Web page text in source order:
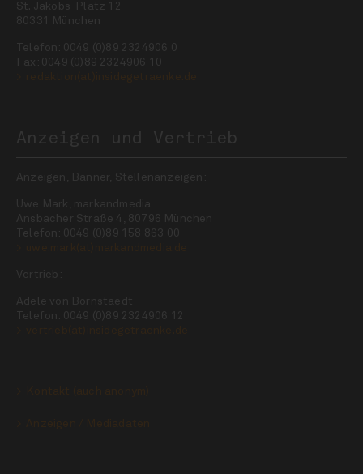
St. Jakobs-Platz 12
80331 München
Telefon: 0049 (0)89 2324906 0
Fax: 0049 (0)89 2324906 10
Anzeigen und Vertrieb
Anzeigen, Banner, Stellenanzeigen:
Uwe Mark, markandmedia
Ansbacher Straße 4, 80796 München
Telefon: 0049 (0)89 158 863 00
Vertrieb:
Adele von Bornstaedt
Telefon: 0049 (0)89 2324906 12